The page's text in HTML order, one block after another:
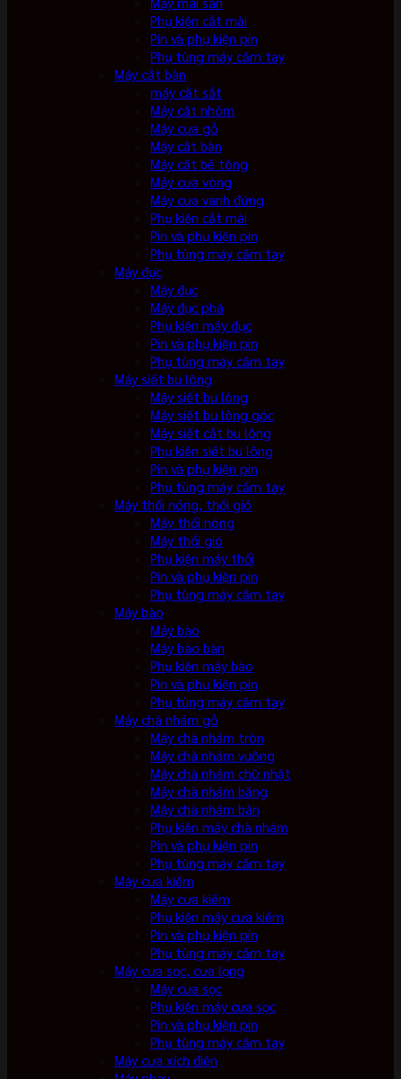
Phụ kiện cắt mài
Pin và phụ kiện pin
Phụ tùng máy cầm tay
Máy cắt bàn
máy cắt sắt
Máy cắt nhôm
Máy cưa gỗ
Máy cắt bàn
Máy cắt bê tông
Máy cưa vòng
Máy cưa vanh đứng
Phụ kiện cắt mài
Pin và phụ kiện pin
Phụ tùng máy cầm tay
Máy đục
Máy đục
Máy đục phá
Phụ kiện máy đục
Pin và phụ kiện pin
Phụ tùng máy cầm tay
Máy siết bu lông
Máy siết bu lông
Máy siết bu lông góc
Máy siết cắt bu lông
Phụ kiện siết bu lông
Pin và phụ kiện pin
Phụ tùng máy cầm tay
Máy thổi nóng, thổi gió
Máy thổi nóng
Máy thổi gió
Phụ kiện máy thổi
Pin và phụ kiện pin
Phụ tùng máy cầm tay
Máy bào
Máy bào
Máy bào bàn
Phụ kiện máy bào
Pin và phụ kiện pin
Phụ tùng máy cầm tay
Máy chà nhám gỗ
Máy chà nhám tròn
Máy chà nhám vuông
Máy chà nhám chữ nhật
Máy chà nhám băng
Máy chà nhám bàn
Phụ kiện máy chà nhám
Pin và phụ kiện pin
Phụ tùng máy cầm tay
Máy cưa kiếm
Máy cưa kiếm
Phụ kiện máy cưa kiếm
Pin và phụ kiện pin
Phụ tùng máy cầm tay
Máy cưa sọc, cưa lọng
Máy cưa sọc
Phụ kiện máy cưa sọc
Pin và phụ kiện pin
Phụ tùng máy cầm tay
Máy cưa xích điện